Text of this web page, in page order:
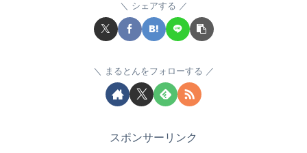
シェアする
まるとんをフォローする
スポンサーリンク